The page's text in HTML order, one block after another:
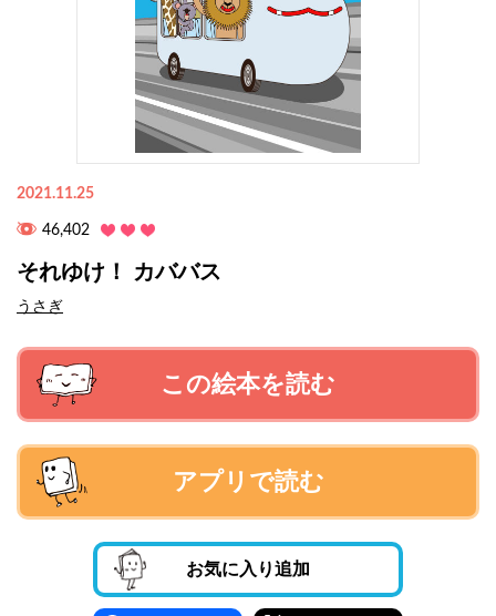
2021.11.25
46,402
それゆけ！ カババス
うさぎ
この絵本を読む
アプリで読む
お気に入り追加